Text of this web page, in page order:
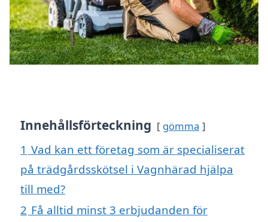
Innehållsförteckning gömma
1 Vad kan ett företag som är specialiserat
på trädgårdsskötsel i Vagnhärad hjälpa
till med?
2 Få alltid minst 3 erbjudanden för